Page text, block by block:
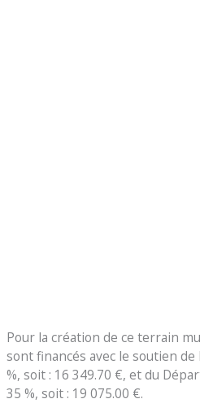
Pour la création de ce terrain
sont financés avec le soutien de
%, soit : 16 349.70 €, et du
35 %, soit : 19 075.00 €.